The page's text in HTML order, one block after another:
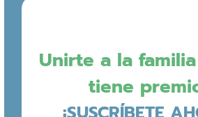
Unirte a la
tiene